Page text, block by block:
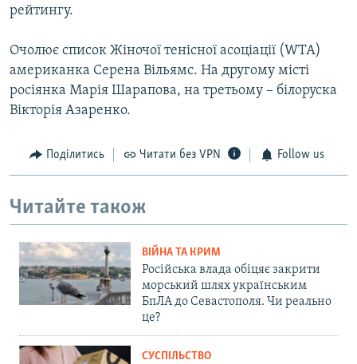
рейтингу.
Очолює список Жіночої тенісної асоціації (WTA)
американка Серена Вільямс. На другому місті
росіянка Марія Шарапова, на третьому – білоруска
Вікторія Азаренко.
Поділитись Читати без VPN Follow us
Читайте також
ВІЙНА ТА КРИМ
Російська влада обіцяє закрити
морський шлях українським
БпЛА до Севастополя. Чи реально
це?
СУСПІЛЬСТВО